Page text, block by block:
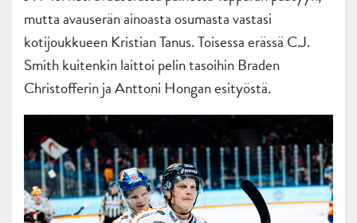
mutta avauserän ainoasta osumasta vastasi
kotijoukkueen Kristian Tanus. Toisessa erässä C.J.
Smith kuitenkin laittoi pelin tasoihin Braden
Christofferin ja Anttoni Hongan esityöstä.